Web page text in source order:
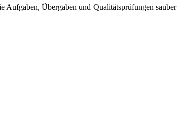
Aufgaben, Übergaben und Qualitätsprüfungen sauber